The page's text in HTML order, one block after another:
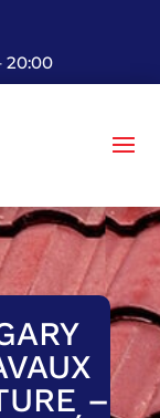
20:00
–